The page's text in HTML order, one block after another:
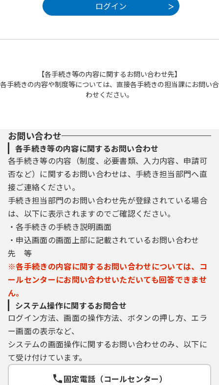
【各手続き等の内容に関するお問い合わせ先】
各手続きの内容や制度等については、直接各手続きの担当課にお問い合
わせください。
お問い合わせ
各手続き等の内容に関するお問い合わせ
各手続き等の内容（制度、必要書類、入力内容、申請可
否など）に関するお問い合わせは、手続き担当部門へ直
接ご連絡ください。
手続き担当部門のお問い合わせ先が登録されている場合
は、以下に表示されますのでご確認ください。
・各手続きの手続き説明画面
・申込画面の画面上部に記載されているお問い合わせ
先 等
※各手続きの内容に関するお問い合わせについては、コ
ールセンターにお問い合わせいただいても回答できませ
ん。
システム操作に関するお問合せ
ログイン方法、画面の操作方法、ボタンの押し方、エラ
ー画面の表示など、
システムの画面操作に関するお問い合わせのみ、以下に
て受け付けています。
固定電話（コールセンター）